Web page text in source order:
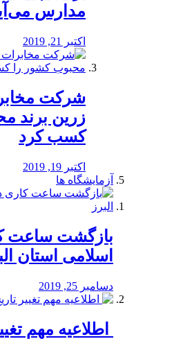
مدارس
اکتبر 21, 2019
شرکت
زرین برند
کسب کرد
اکتبر 19, 2019
آزمایشگاه ها
بازگشت ساعت
اسلامی استان
دسامبر 25, 2019
اطلاعیه مهم